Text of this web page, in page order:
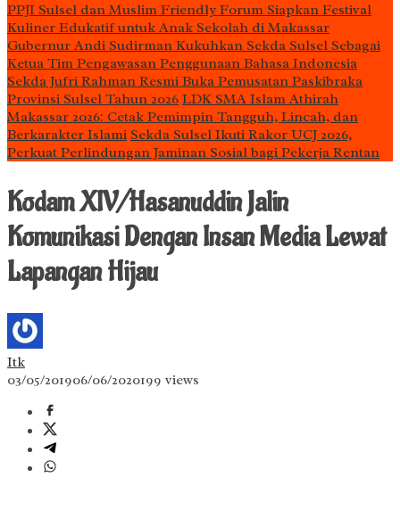
PPJI Sulsel dan Muslim Friendly Forum Siapkan Festival
Kuliner Edukatif untuk Anak Sekolah di Makassar
Gubernur Andi Sudirman Kukuhkan Sekda Sulsel Sebagai
Ketua Tim Pengawasan Penggunaan Bahasa Indonesia
Sekda Jufri Rahman Resmi Buka Pemusatan Paskibraka
Provinsi Sulsel Tahun 2026 LDK SMA Islam Athirah
Makassar 2026: Cetak Pemimpin Tangguh, Lincah, dan
Berkarakter Islami Sekda Sulsel Ikuti Rakor UCJ 2026,
Perkuat Perlindungan Jaminan Sosial bagi Pekerja Rentan
Kodam XIV/Hasanuddin Jalin
Komunikasi Dengan Insan Media Lewat
Lapangan Hijau
Itk
03/05/201906/06/2020199 views